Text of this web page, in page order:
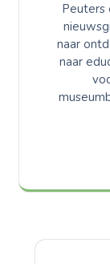
Peuters
naar
naar